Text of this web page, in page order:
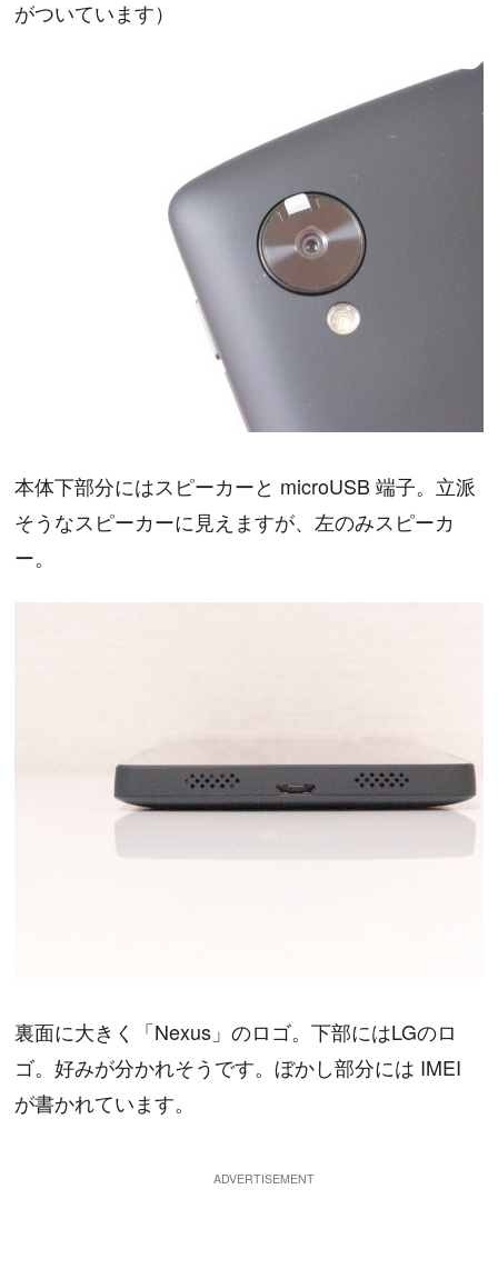
がついています）
本体下部分にはスピーカーと microUSB 端子。立派
そうなスピーカーに見えますが、左のみスピーカ
ー。
裏面に大きく「Nexus」のロゴ。下部にはLGのロ
ゴ。好みが分かれそうです。ぼかし部分には IMEI
が書かれています。